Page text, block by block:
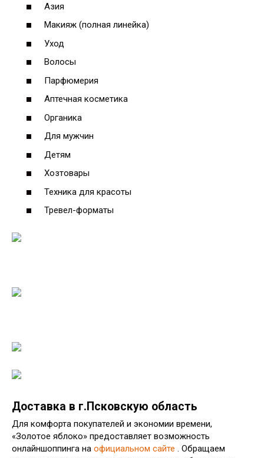
Азия
Макияж (полная линейка)
Уход
Волосы
Парфюмерия
Аптечная косметика
Органика
Для мужчин
Детям
Хозтовары
Техника для красоты
Тревел-форматы
Доставка в г.Псковскую область
Для комфорта покупателей и экономии времени,
«Золотое яблоко» предоставляет возможность
онлайншоппинга на официальном сайте . Обращаем